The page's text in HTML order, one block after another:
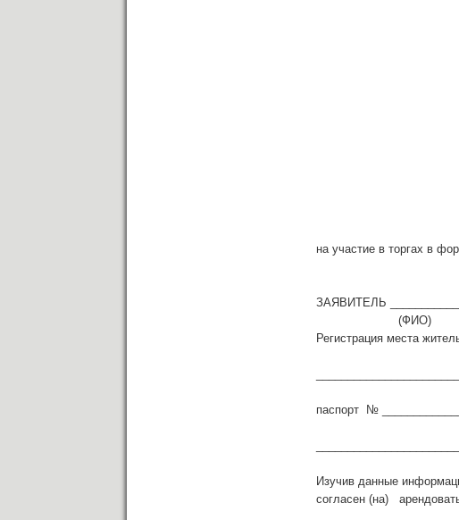
на участие в торгах в
ЗАЯВИТЕЛЬ
(ФИО)
Регистрация места
паспорт №
(кем
Изучив данные
согласен (на)